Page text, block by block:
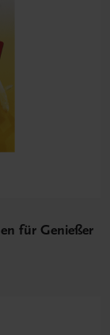
für Genießer